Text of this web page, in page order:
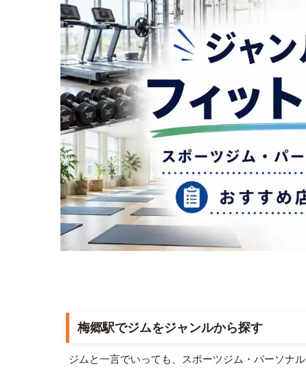
梅郷駅でジムをジャンルから探す
ジムと一言でいっても、スポーツジム・パーソナ